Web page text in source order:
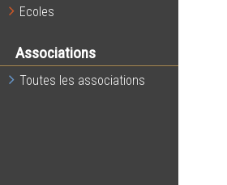
Ecoles
Associations
Toutes les associations